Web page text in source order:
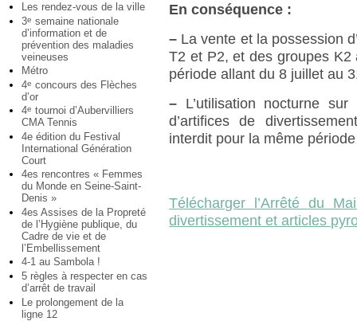
Les rendez-vous de la ville
3e semaine nationale
d’information et de
prévention des maladies
veineuses
Métro
4e concours des Flèches
d’or
4e tournoi d’Aubervilliers
CMA Tennis
4e édition du Festival
International Génération
Court
4es rencontres « Femmes
du Monde en Seine-Saint-
Denis »
4es Assises de la Propreté
de l’Hygiène publique, du
Cadre de vie et de
l’Embellissement
4-1 au Sambola !
5 règles à respecter en cas
d’arrêt de travail
Le prolongement de la
ligne 12
En conséquence :
– La vente et la possession
T2 et P2, et des groupes
période allant du 8 juillet au
– L’utilisation nocturne
d’artifices de
interdit pour la même
Télécharger l’Arrêté du
divertissement et articles